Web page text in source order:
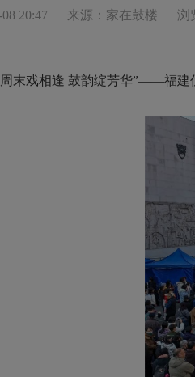
20:47 来源：家在鼓楼 浏
末戏相逢 鼓韵绽芳华”——福建